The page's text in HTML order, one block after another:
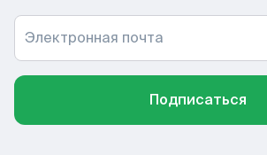
Электронная почта
Подписаться